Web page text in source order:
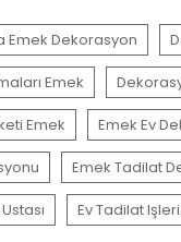
Emek Dekorasyon
Emek
Emek Emek Ev
Emek Tadilat
Ev Tadilat